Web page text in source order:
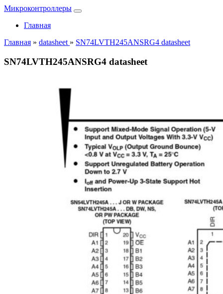
Микроконтроллеры
Главная
Главная » datasheet » SN74LVTH245ANSRG4 datasheet
SN74LVTH245ANSRG4 datasheet